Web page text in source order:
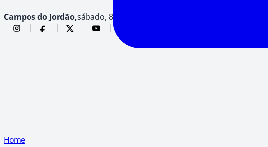
Campos do Jordão,sábado, 8 de agosto de 2026
Home